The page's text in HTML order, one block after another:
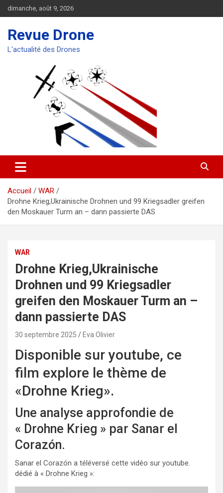
Aller
au
dimanche, août 9, 2026
Revue Drone
L'actualité des Drones
Accueil
WAR
Drohne Krieg,Ukrainische Drohnen und 99 Kriegsadler greifen
den Moskauer Turm an – dann passierte DAS
WAR
Drohne Krieg,Ukrainische
Drohnen und 99 Kriegsadler
greifen den Moskauer Turm an –
dann passierte DAS
30 septembre 2025 Eva Olivier
Disponible sur youtube, ce
film explore le thème de
«Drohne Krieg».
Une analyse approfondie de
« Drohne Krieg » par Sanar el
Corazón.
Sanar el Corazón a téléversé cette vidéo sur youtube.
dédié à « Drohne Krieg »: